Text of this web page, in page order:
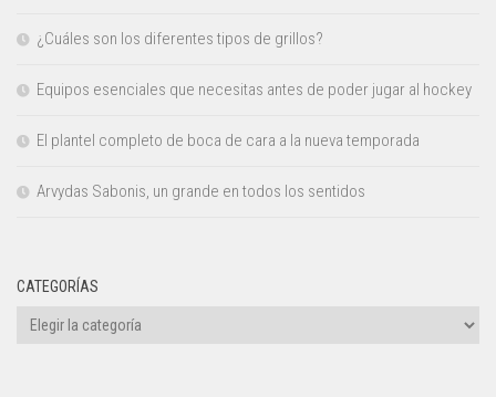
¿Cuáles son los diferentes tipos de grillos?
Equipos esenciales que necesitas antes de poder jugar al hockey
El plantel completo de boca de cara a la nueva temporada
Arvydas Sabonis, un grande en todos los sentidos
CATEGORÍAS
Categorías